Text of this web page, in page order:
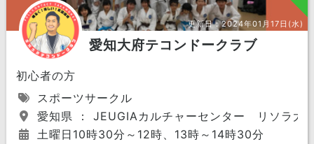
更新日：2024年01月17日(水)
愛知大府テコンドークラブ
初心者の方
スポーツサークル
愛知県 ： JEUGIAカルチャーセンター リソラ大
土曜日10時30分～12時、13時～14時30分